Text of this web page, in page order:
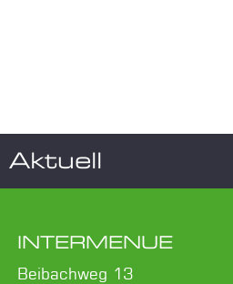
Aktuell
INTERMENUE
Beibachweg 13